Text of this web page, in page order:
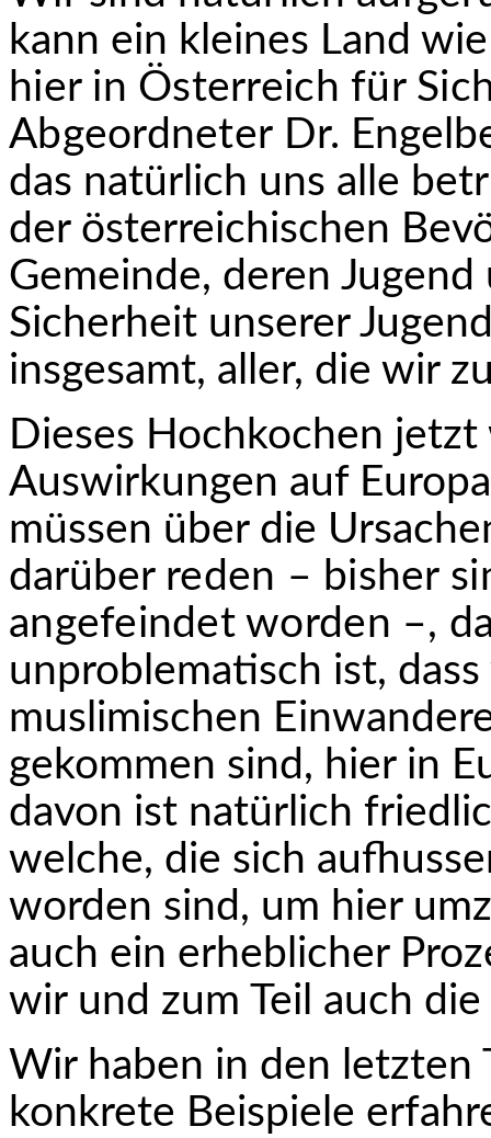
kann ein kleines Land
hier in Österreich für
Abgeordneter Dr.
das natürlich uns alle
der österreichischen
Gemeinde, deren
Sicherheit unserer
insgesamt, aller, die wir
Dieses Hochkochen
Auswirkungen auf
müssen über die
darüber reden – bisher
angefeindet worden –,
unproblematisch ist,
muslimischen
gekommen sind, hier in
davon ist natürlich
welche, die sich
worden sind, um hier
auch ein erheblicher
wir und zum Teil auch
Wir haben in den letzten
konkrete Beispiele